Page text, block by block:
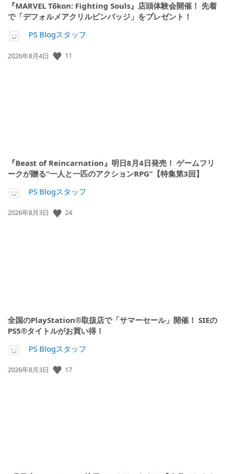
『MARVEL Tōkon: Fighting Souls』店頭体験会開催！ 先着
で「デフォルメアクリルピンバッジ」をプレゼント！
PS Blogスタッフ
公
2026年8月4日 11
『Beast of Reincarnation』明日8月4日発売！ ゲームフリ
ークが贈る“一人と一匹のアクションRPG”【特集第3回】
PS Blogスタッフ
公
2026年8月3日 24
全国のPlayStation®取扱店で「サマーセール」開催！ SIEの
PS5®タイトルがお買い得！
PS Blogスタッフ
公
2026年8月3日 17